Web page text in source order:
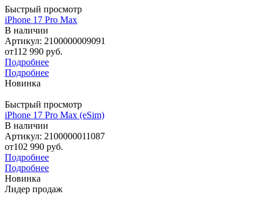
Быстрый просмотр
iPhone 17 Pro Max
В наличии
Артикул: 2100000009091
от112 990 руб.
Подробнее
Подробнее
Новинка
Быстрый просмотр
iPhone 17 Pro Max (eSim)
В наличии
Артикул: 2100000011087
от102 990 руб.
Подробнее
Подробнее
Новинка
Лидер продаж